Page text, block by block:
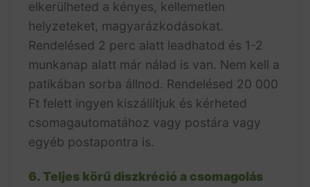
elkerülheted a kényes, kellemetlen
helyzeteket, magyarázkodásokat.
Rendelésed 2 perc alatt leadhatod és 1-2
munkanap alatt már nálad is van. Nem kell a
patikában sorba állnod. Rendelésed 20 000
Ft felett ingyen kiszállítjuk és kérheted
csomagautomatához vagy postára vagy
egyéb postapontra is.
6. Teljes körű diszkréció a csomagolás